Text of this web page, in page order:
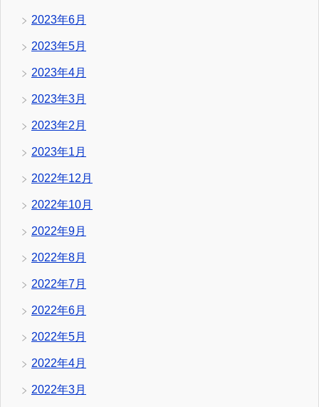
2023年6月
2023年5月
2023年4月
2023年3月
2023年2月
2023年1月
2022年12月
2022年10月
2022年9月
2022年8月
2022年7月
2022年6月
2022年5月
2022年4月
2022年3月